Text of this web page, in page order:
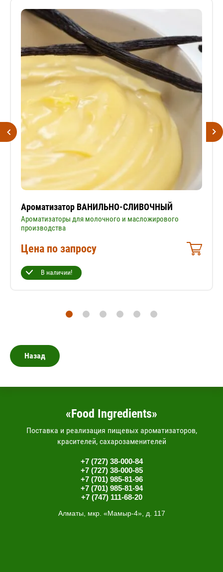
Ароматизатор ВАНИЛЬНО-СЛИВОЧНЫЙ
Ароматизаторы для молочного и масложирового
производства
Цена по запросу
В наличии!
Назад
«Food Ingredients»
Поставка и реализация пищевых ароматизаторов,
красителей, сахарозаменителей
+7 (727) 38-000-84
+7 (727) 38-000-85
+7 (701) 985-81-96
+7 (701) 985-81-94
+7 (747) 111-68-20
Алматы, мкр. «Мамыр-4», д. 117